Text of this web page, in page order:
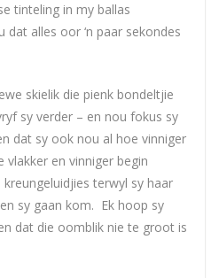
tinteling in my ballas
alles oor ‘n paar sekondes
skielik die pienk bondeltjie
sy verder – en nou fokus sy
dat sy ook nou al hoe vinniger
vlakker en vinniger begin
terwyl sy haar
sy gaan kom. Ek hoop sy
dat die oomblik nie te groot is